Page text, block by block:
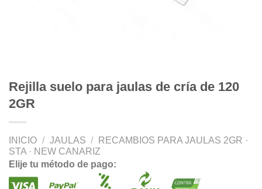
Rejilla suelo para jaulas de cría de 120
2GR
INICIO / JAULAS /
RECAMBIOS PARA JAULAS 2GR ·
STA · NEW CANARIZ
Elije tu método de pago: